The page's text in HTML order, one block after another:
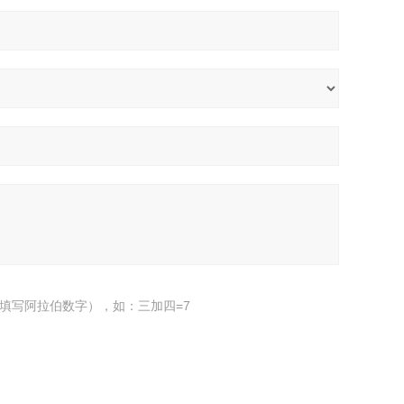
写阿拉伯数字），如：三加四=7